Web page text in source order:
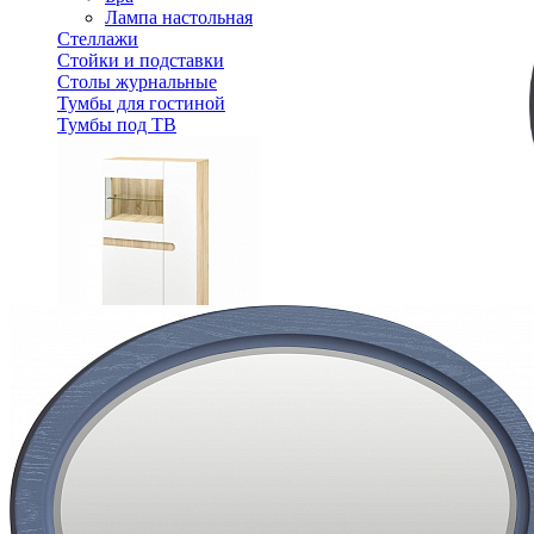
Лампа настольная
Стеллажи
Стойки и подставки
Столы журнальные
Тумбы для гостиной
Тумбы под ТВ
Шкаф с витриной Леонардо МН-026-03
32 318 ₽
Спальня
Деревянные кровати с подъемным механизмом
Кровати односпальные с подъемным механизмом
Кровати двуспальные с подъемным механизмом
Кровати полутороспальные с подъемным